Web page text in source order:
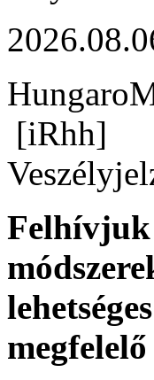
[iRhh]
Felhívjuk